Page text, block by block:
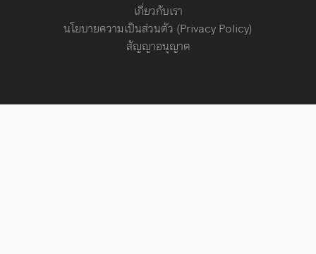
เกี่ยวกับเรา
นโยบายความเป็นส่วนตัว (Privacy Policy)
สัญญาอนุญาต